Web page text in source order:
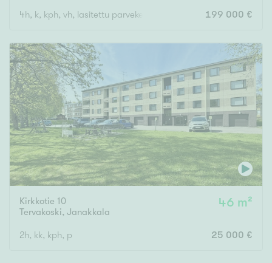
4h, k, kph, vh, lasitettu parveke 199 000 €
Kirkkotie 10
Tervakoski, Janakkala
46 m²
2h, kk, kph, p 25 000 €